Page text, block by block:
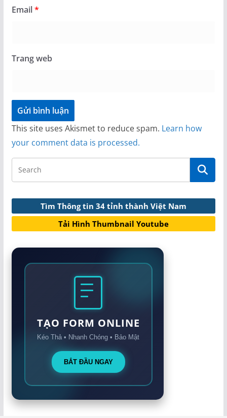
Email*
Trang web
This site uses Akismet to reduce spam. Learn how
your comment data is processed.
Tìm Thông tin 34 tỉnh thành Việt Nam
Tải Hình Thumbnail Youtube
TẠO FORM ONLINE
Kéo Thả • Nhanh Chóng • Bảo Mật
BẮT ĐẦU NGAY